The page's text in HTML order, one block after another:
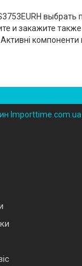
и закажите
Importtime.com.ua